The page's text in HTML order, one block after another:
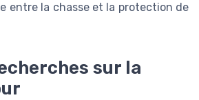
entre la chasse et la protection de
sur la